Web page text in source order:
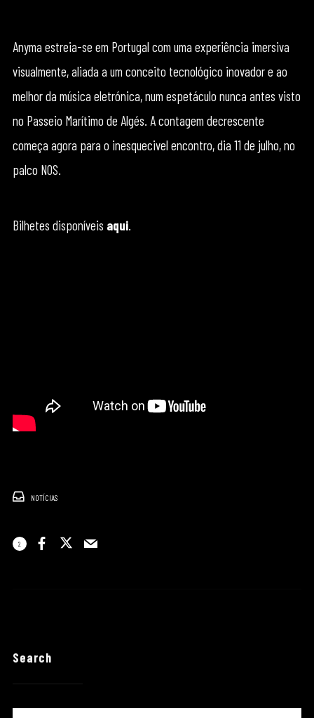
Anyma estreia-se em Portugal com uma experiência imersiva
visualmente, aliada a um conceito tecnológico inovador e ao
melhor da música eletrónica, num espetáculo nunca antes visto
no Passeio Marítimo de Algés. A contagem decrescente
começa agora para o inesquecivel encontro, dia 11 de julho, no
palco NOS.
Bilhetes disponíveis aqui.
NOTÍCIAS
2
Search